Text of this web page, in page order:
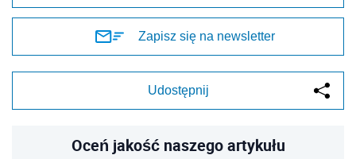
Zapisz się na newsletter
Udostępnij
Oceń jakość naszego artykułu